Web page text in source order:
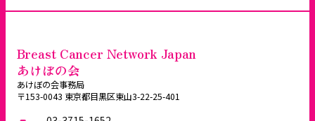
Breast Cancer Network Japan
あけぼの会
あけぼの会事務局
〒153-0043 東京都目黒区東山3-22-25-401